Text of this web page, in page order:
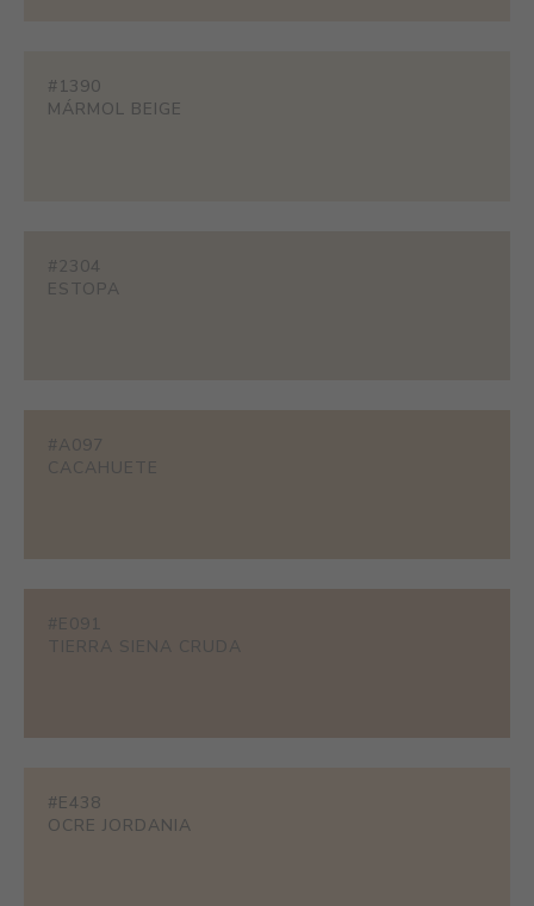
#1390
MÁRMOL BEIGE
#2304
ESTOPA
#A097
CACAHUETE
#E091
TIERRA SIENA CRUDA
#E438
OCRE JORDANIA